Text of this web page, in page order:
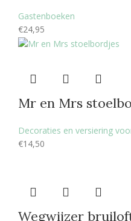
Gastenboeken
€24,95
Mr en Mrs
Decoraties en versiering
€14,50
Wegwijzer